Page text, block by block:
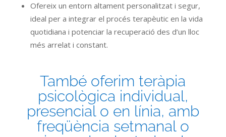
Ofereix un entorn altament personalitzat i segur,
ideal per a integrar el procés terapèutic en la vida
quotidiana i potenciar la recuperació des d’un lloc
més arrelat i constant.
També oferim teràpia
psicològica individual,
presencial o en línia, amb
freqüència setmanal o